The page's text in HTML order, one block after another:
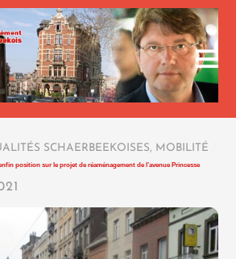
SCHAERBEEKOISES, MOBILITÉ
position sur le projet de réaménagement de l’avenue Princesse